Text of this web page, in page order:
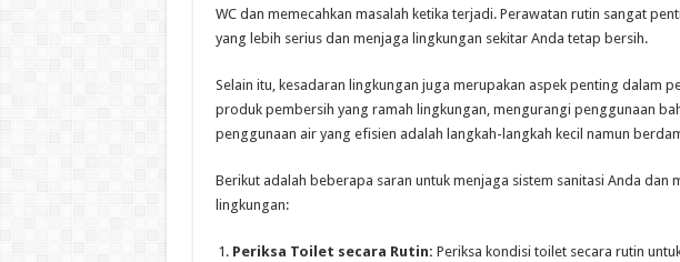
WC dan memecahkan masalah ketika terjadi. Perawatan rutin sangat
yang lebih serius dan menjaga lingkungan sekitar Anda tetap bersih.
Selain itu, kesadaran lingkungan juga merupakan aspek penting dalam
produk pembersih yang ramah lingkungan, mengurangi penggunaan
penggunaan air yang efisien adalah langkah-langkah kecil namun
Berikut adalah beberapa saran untuk menjaga sistem sanitasi Anda dan
lingkungan:
Periksa Toilet secara Rutin: Periksa kondisi toilet secara rutin